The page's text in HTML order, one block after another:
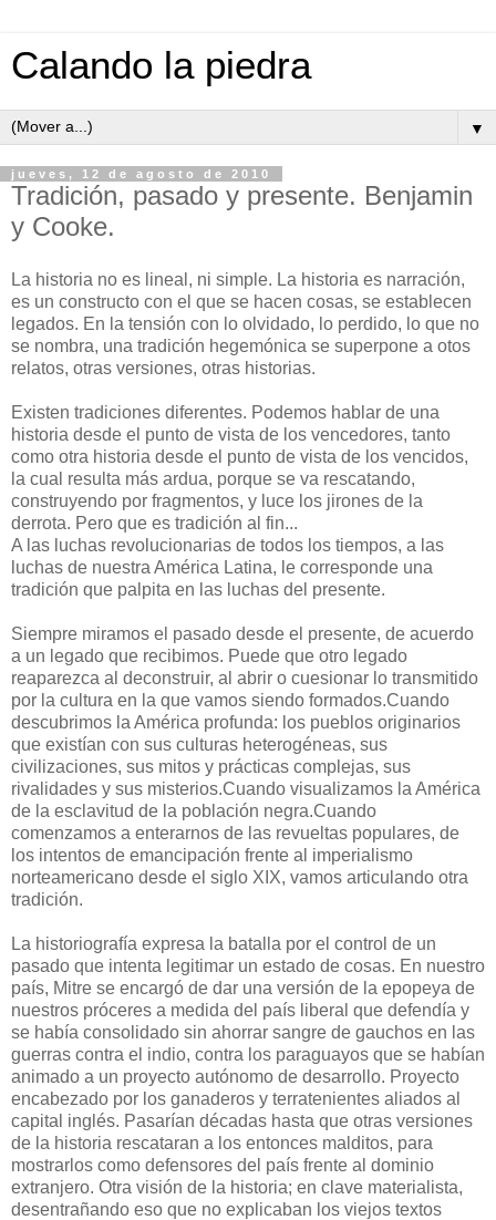
Calando la piedra
▼
jueves, 12 de agosto de 2010
Tradición, pasado y presente. Benjamin
y Cooke.
La historia no es lineal, ni simple. La historia es narración,
es un constructo con el que se hacen cosas, se establecen
legados. En la tensión con lo olvidado, lo perdido, lo que no
se nombra, una tradición hegemónica se superpone a otos
relatos, otras versiones, otras historias.
Existen tradiciones diferentes. Podemos hablar de una
historia desde el punto de vista de los vencedores, tanto
como otra historia desde el punto de vista de los vencidos,
la cual resulta más ardua, porque se va rescatando,
construyendo por fragmentos, y luce los jirones de la
derrota. Pero que es tradición al fin...
A las luchas revolucionarias de todos los tiempos, a las
luchas de nuestra América Latina, le corresponde una
tradición que palpita en las luchas del presente.
Siempre miramos el pasado desde el presente, de acuerdo
a un legado que recibimos. Puede que otro legado
reaparezca al deconstruir, al abrir o cuesionar lo transmitido
por la cultura en la que vamos siendo formados.Cuando
descubrimos la América profunda: los pueblos originarios
que existían con sus culturas heterogéneas, sus
civilizaciones, sus mitos y prácticas complejas, sus
rivalidades y sus misterios.Cuando visualizamos la América
de la esclavitud de la población negra.Cuando
comenzamos a enterarnos de las revueltas populares, de
los intentos de emancipación frente al imperialismo
norteamericano desde el siglo XIX, vamos articulando otra
tradición.
La historiografía expresa la batalla por el control de un
pasado que intenta legitimar un estado de cosas. En nuestro
país, Mitre se encargó de dar una versión de la epopeya de
nuestros próceres a medida del país liberal que defendía y
se había consolidado sin ahorrar sangre de gauchos en las
guerras contra el indio, contra los paraguayos que se habían
animado a un proyecto autónomo de desarrollo. Proyecto
encabezado por los ganaderos y terratenientes aliados al
capital inglés. Pasarían décadas hasta que otras versiones
de la historia rescataran a los entonces malditos, para
mostrarlos como defensores del país frente al dominio
extranjero. Otra visión de la historia; en clave materialista,
desentrañando eso que no explicaban los viejos textos